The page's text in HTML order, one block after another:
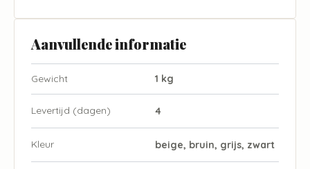
Aanvullende informatie
Gewicht 1 kg
Levertijd (dagen) 4
Kleur beige, bruin, grijs, zwart